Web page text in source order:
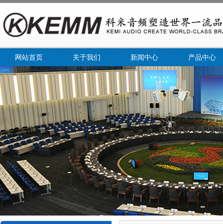
网站首页 关于我们 新闻中心 产品中心